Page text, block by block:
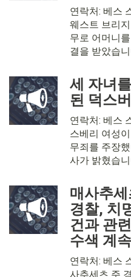
연락처: 베스
웨스트 브리
무로 어머니
결을 받았습니
세 자녀
된 덕스
연락처: 베스
스베리 여성
무죄를 주장
사가 밝혔습니
매사추
경찰, 치
건과 관
수색 계속
연락처: 베스
사추세츠 주